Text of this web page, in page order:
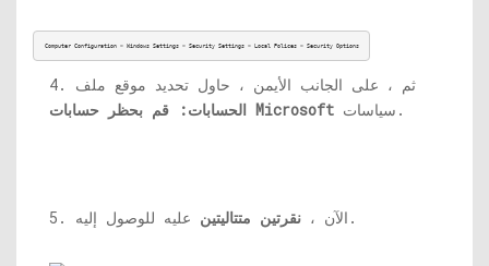
Computer Configuration > Windows Settings > Security Settings > Local Polices > Security Options
4. ثم ، على الجانب الأيمن ، حاول تحديد موقع ملف
الحسابات: قم بحظر حسابات Microsoft
سياسات.
5. الآن ، نقرتين متتاليتين عليه للوصول إليه.